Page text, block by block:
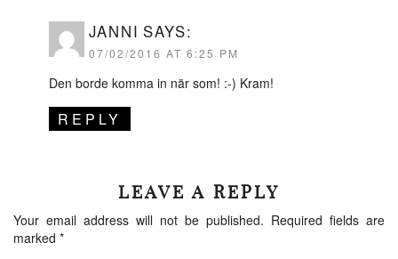
JANNI SAYS:
07/02/2016 AT 6:25 PM
Den borde komma in när som! :-) Kram!
REPLY
LEAVE A REPLY
Your email address will not be published. Required fields are
marked *